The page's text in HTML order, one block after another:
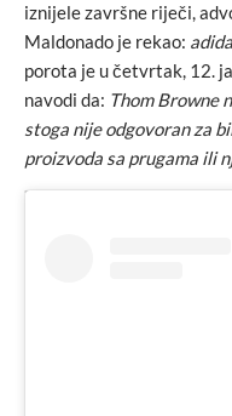
iznijele završne riječi,
Maldonado je rekao:
porota je u četvrtak, 12.
navodi da: Thom Browne
stoga nije odgovoran za
proizvoda sa prugama ili